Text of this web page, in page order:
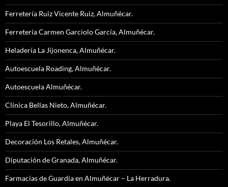
Ferretería Ruiz Vicente Ruiz, Almuñécar.
Ferretería Carmen Garciolo García, Almuñécar.
Heladería La Jijonenca, Almuñécar.
Autoescuela Roading, Almuñécar.
Autoescuela Almuñécar.
Clínica Bellas Nieto, Almuñécar.
Playa El Tesorillo, Almuñécar.
Decoración Los Retales, Almuñécar.
Diputación de Granada, Almuñécar.
Farmacias de Guardia en Almuñécar – La Herradura.